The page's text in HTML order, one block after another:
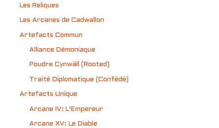
Les Reliques
Les Arcanes de Cadwallon
Artefacts Commun
Alliance Démoniaque
Poudre Cynwäll (Rooted)
Traité Diplomatique (Confédé)
Artefacts Unique
Arcane IV: L’Empereur
Arcane XV: Le Diable